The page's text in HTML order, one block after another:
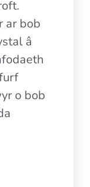
ar bob
â
o bob